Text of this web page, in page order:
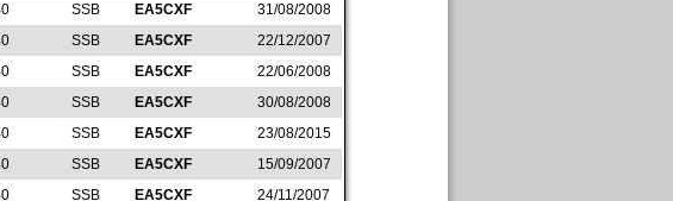
SSB EA5CXF
31/08/2008
SSB EA5CXF
22/12/2007
SSB EA5CXF
22/06/2008
SSB EA5CXF
30/08/2008
SSB EA5CXF
23/08/2015
SSB EA5CXF
15/09/2007
SSB EA5CXF
24/11/2007